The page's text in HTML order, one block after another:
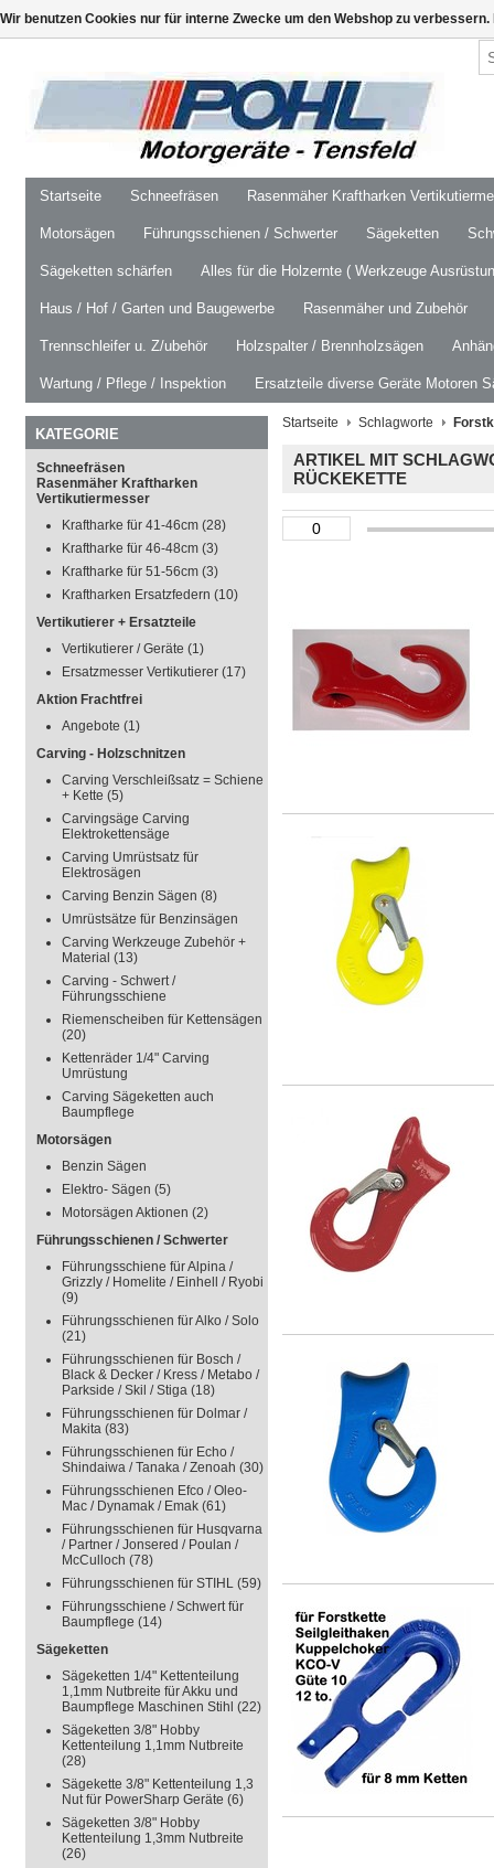
Startseite Schneefräsen Rasenmäher Kraftharken
Motorsägen Führungsschienen / Schwerter Sägeketten
Sägeketten schärfen Alles für die Holzernte ( Werkzeuge
Haus / Hof / Garten und Baugewerbe Rasenmäher und Zubehör
Trennschleifer u. Z/ubehör Holzspalter / Brennholzsägen
Wartung / Pflege / Inspektion Ersatzteile diverse Geräte Motoren
KATEGORIE
Schneefräsen
Rasenmäher Kraftharken
Vertikutiermesser
Kraftharke für 41-46cm (28)
Kraftharke für 46-48cm (3)
Kraftharke für 51-56cm (3)
Kraftharken Ersatzfedern (10)
Vertikutierer + Ersatzteile
Vertikutierer / Geräte (1)
Ersatzmesser Vertikutierer (17)
Aktion Frachtfrei
Angebote (1)
Carving - Holzschnitzen
Carving Verschleißsatz = Schiene
+ Kette (5)
Carvingsäge Carving
Elektrokettensäge
Carving Umrüstsatz für
Elektrosägen
Carving Benzin Sägen (8)
Umrüstsätze für Benzinsägen
Carving Werkzeuge Zubehör +
Material (13)
Carving - Schwert /
Führungsschiene
Riemenscheiben für Kettensägen
(20)
Kettenräder 1/4" Carving
Umrüstung
Carving Sägeketten auch
Baumpflege
Motorsägen
Benzin Sägen
Elektro- Sägen (5)
Motorsägen Aktionen (2)
Führungsschienen / Schwerter
Führungsschiene für Alpina /
Grizzly / Homelite / Einhell / Ryobi
(9)
Führungsschienen für Alko / Solo
(21)
Führungsschienen für Bosch /
Black & Decker / Kress / Metabo /
Parkside / Skil / Stiga (18)
Führungsschienen für Dolmar /
Makita (83)
Führungsschienen für Echo /
Shindaiwa / Tanaka / Zenoah (30)
Führungsschienen Efco / Oleo-
Mac / Dynamak / Emak (61)
Führungsschienen für Husqvarna
/ Partner / Jonsered / Poulan /
McCulloch (78)
Führungsschienen für STIHL (59)
Führungsschiene / Schwert für
Baumpflege (14)
Sägeketten
Sägeketten 1/4" Kettenteilung
1,1mm Nutbreite für Akku und
Baumpflege Maschinen Stihl (22)
Sägeketten 3/8" Hobby
Kettenteilung 1,1mm Nutbreite
(28)
Sägekette 3/8" Kettenteilung 1,3
Nut für PowerSharp Geräte (6)
Sägeketten 3/8" Hobby
Kettenteilung 1,3mm Nutbreite
(26)
Startseite Schlagworte
ARTIKEL MIT
RÜCKEKETTE
Wir benutzen Cookies nur für interne Zwecke um den Webshop zu